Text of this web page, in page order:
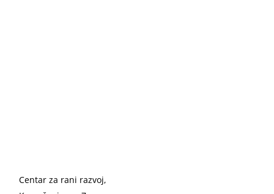
Centar za rani razvoj,